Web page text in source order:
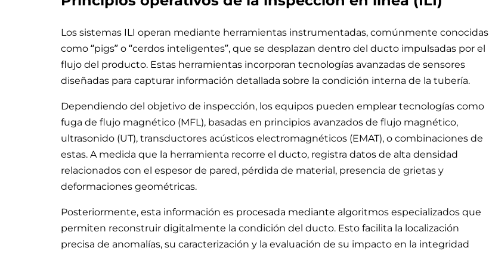
Los sistemas ILI operan mediante herramientas instrumentadas, comúnmente conocidas
como “pigs” o “cerdos inteligentes”, que se desplazan dentro del ducto impulsadas por el
flujo del producto. Estas herramientas incorporan tecnologías avanzadas de sensores
diseñadas para capturar información detallada sobre la condición interna de la tubería.
Dependiendo del objetivo de inspección, los equipos pueden emplear tecnologías como
fuga de flujo magnético (MFL), basadas en principios avanzados de flujo magnético,
ultrasonido (UT), transductores acústicos electromagnéticos (EMAT), o combinaciones de
estas. A medida que la herramienta recorre el ducto, registra datos de alta densidad
relacionados con el espesor de pared, pérdida de material, presencia de grietas y
deformaciones geométricas.
Posteriormente, esta información es procesada mediante algoritmos especializados que
permiten reconstruir digitalmente la condición del ducto. Esto facilita la localización
precisa de anomalías, su caracterización y la evaluación de su impacto en la integridad